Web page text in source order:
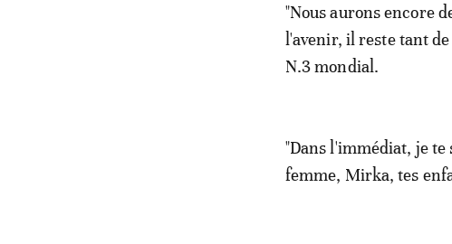
"Nous aurons encore
l'avenir, il reste tant
N.3 mondial.
"Dans l'immédiat, je
femme, Mirka, tes